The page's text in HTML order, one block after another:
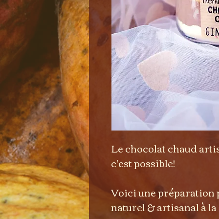
Le chocolat chaud
c'est possible!
Voici une préparation
naturel & artisanal à